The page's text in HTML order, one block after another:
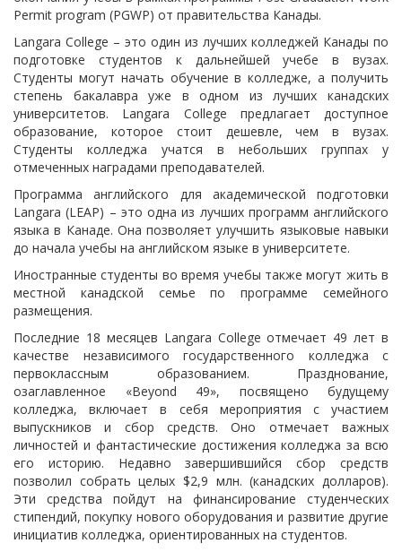
Permit program (PGWP) от правительства Канады.
Langara College – это один из лучших колледжей Канады по
подготовке студентов к дальнейшей учебе в вузах.
Студенты могут начать обучение в колледже, а получить
степень бакалавра уже в одном из лучших канадских
университетов. Langara College предлагает доступное
образование, которое стоит дешевле, чем в вузах.
Студенты колледжа учатся в небольших группах у
отмеченных наградами преподавателей.
Программа английского для академической подготовки
Langara (LEAP) – это одна из лучших программ английского
языка в Канаде. Она позволяет улучшить языковые навыки
до начала учебы на английском языке в университете.
Иностранные студенты во время учебы также могут жить в
местной канадской семье по программе семейного
размещения.
Последние 18 месяцев Langara College отмечает 49 лет в
качестве независимого государственного колледжа с
первоклассным образованием. Празднование,
озаглавленное «Beyond 49», посвящено будущему
колледжа, включает в себя мероприятия с участием
выпускников и сбор средств. Оно отмечает важных
личностей и фантастические достижения колледжа за всю
его историю. Недавно завершившийся сбор средств
позволил собрать целых $2,9 млн. (канадских долларов).
Эти средства пойдут на финансирование студенческих
стипендий, покупку нового оборудования и развитие другие
инициатив колледжа, ориентированных на студентов.